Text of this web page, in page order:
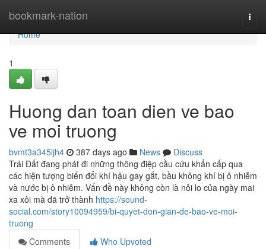
bookmark-nation
Home
Home
1
Huong dan toan dien ve bao
ve moi truong
bvmt3a345ljh4 387 days ago News
Discuss
Trái Đất đang phát đi những thông điệp cầu cứu khẩn cấp qua
các hiện tượng biến đổi khí hậu gay gắt, bầu không khí bị ô nhiễm
và nước bị ô nhiễm. Vấn đề này không còn là nỗi lo của ngày mai
xa xôi mà đã trở thành https://sound-
social.com/story10094959/bi-quyet-don-gian-de-bao-ve-moi-
truong
Comments
Who Upvoted